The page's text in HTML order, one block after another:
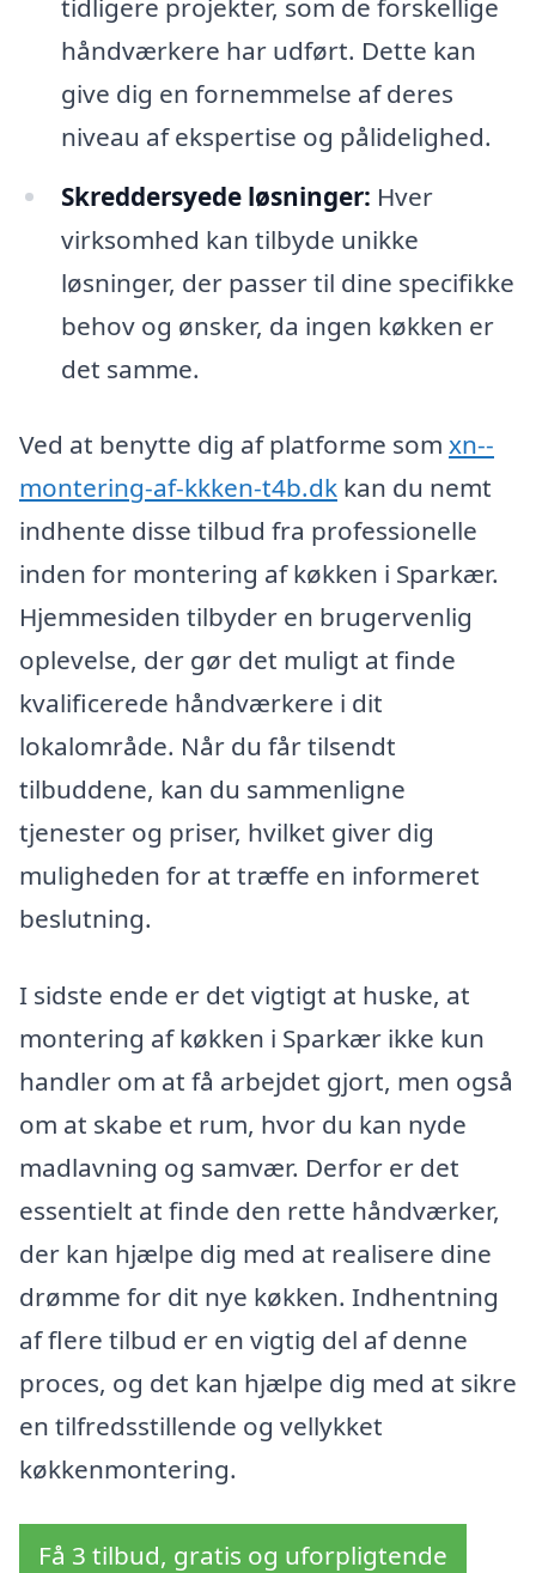
tidligere projekter, som de forskellige
håndværkere har udført. Dette kan
give dig en fornemmelse af deres
niveau af ekspertise og pålidelighed.
Skreddersyede løsninger: Hver
virksomhed kan tilbyde unikke
løsninger, der passer til dine specifikke
behov og ønsker, da ingen køkken er
det samme.
Ved at benytte dig af platforme som xn--
montering-af-kkken-t4b.dk kan du nemt
indhente disse tilbud fra professionelle
inden for montering af køkken i Sparkær.
Hjemmesiden tilbyder en brugervenlig
oplevelse, der gør det muligt at finde
kvalificerede håndværkere i dit
lokalområde. Når du får tilsendt
tilbuddene, kan du sammenligne
tjenester og priser, hvilket giver dig
muligheden for at træffe en informeret
beslutning.
I sidste ende er det vigtigt at huske, at
montering af køkken i Sparkær ikke kun
handler om at få arbejdet gjort, men også
om at skabe et rum, hvor du kan nyde
madlavning og samvær. Derfor er det
essentielt at finde den rette håndværker,
der kan hjælpe dig med at realisere dine
drømme for dit nye køkken. Indhentning
af flere tilbud er en vigtig del af denne
proces, og det kan hjælpe dig med at sikre
en tilfredsstillende og vellykket
køkkenmontering.
Få 3 tilbud, gratis og uforpligtende